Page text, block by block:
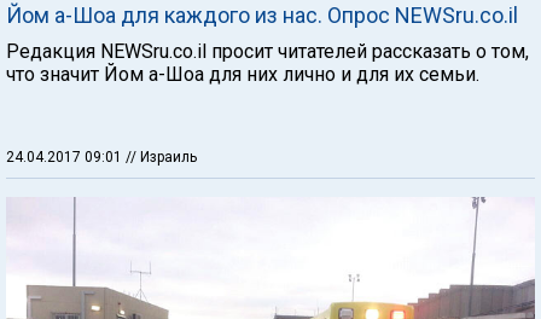
Йом а-Шоа для каждого из нас. Опрос NEWSru.co.il
Редакция NEWSru.co.il просит читателей рассказать о том,
что значит Йом а-Шоа для них лично и для их семьи.
24.04.2017 09:01 // Израиль